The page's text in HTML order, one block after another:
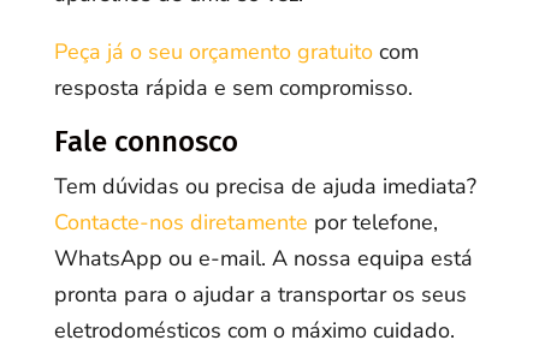
Peça já o seu orçamento gratuitocom
resposta rápida e sem compromisso.
Fale connosco
Tem dúvidas ou precisa de ajuda imediata?
Contacte-nos diretamente por telefone,
WhatsApp ou e-mail. A nossa equipa está
pronta para o ajudar a transportar os seus
eletrodomésticos com o máximo cuidado.